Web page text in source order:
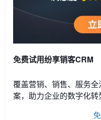
免费试用纷享销客CRM
覆盖营销、销售、服务
案，助力企业的数字化转